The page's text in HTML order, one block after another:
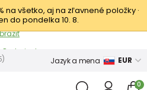
na všetko, aj na zľavnené položky ·
do pondelka 10. 8.
Podmienky Jazyk a mena EUR
0